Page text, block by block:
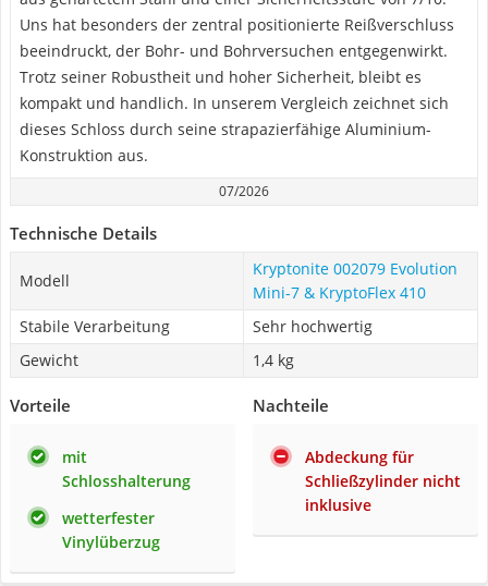
Uns hat besonders der zentral positionierte Reißverschluss
beeindruckt, der Bohr- und Bohrversuchen entgegenwirkt.
Trotz seiner Robustheit und hoher Sicherheit, bleibt es
kompakt und handlich. In unserem Vergleich zeichnet sich
dieses Schloss durch seine strapazierfähige Aluminium-
Konstruktion aus.
07/2026
Technische Details
Modell
Kryptonite 002079 Evolution
Mini-7 & KryptoFlex 410
Stabile Verarbeitung
Sehr hochwertig
Gewicht
1,4 kg
Vorteile
mit
Schlosshalterung
wetterfester
Vinylüberzug
Nachteile
Abdeckung für
Schließzylinder nicht
inklusive